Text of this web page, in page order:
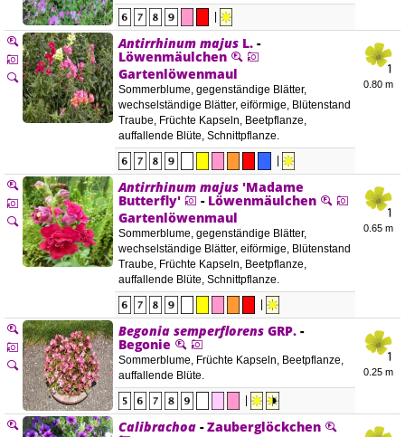
Antirrhinum majus L. -
Löwenmäulchen
Gartenlöwenmaul
Sommerblume, gegenständige Blätter,
wechselständige Blätter, eiförmige, Blütenstand
Traube, Früchte Kapseln, Beetpflanze,
auffallende Blüte, Schnittpflanze.
0.80 m
Antirrhinum majus 'Madame
Butterfly' - Löwenmäulchen
Gartenlöwenmaul
Sommerblume, gegenständige Blätter,
wechselständige Blätter, eiförmige, Blütenstand
Traube, Früchte Kapseln, Beetpflanze,
auffallende Blüte, Schnittpflanze.
0.65 m
Begonia semperflorens GRP. -
Begonie
Sommerblume, Früchte Kapseln, Beetpflanze,
auffallende Blüte.
0.25 m
Calibrachoa -Zauberglöckchen